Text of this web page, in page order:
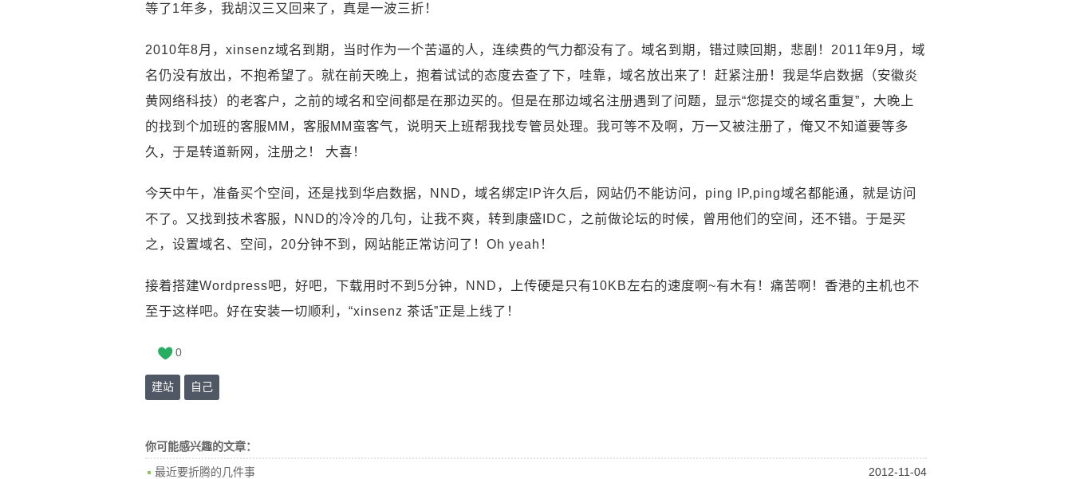
等了1年多，我胡汉三又回来了，真是一波三折！
2010年8月，xinsenz域名到期，当时作为一个苦逼的人，连续费的气力都没有了。域名到期，错过赎回期，悲剧！2011年9月，域
名仍没有放出，不抱希望了。就在前天晚上，抱着试试的态度去查了下，哇靠，域名放出来了！赶紧注册！我是华启数据（安徽炎
黄网络科技）的老客户，之前的域名和空间都是在那边买的。但是在那边域名注册遇到了问题，显示“您提交的域名重复”，大晚上
的找到个加班的客服MM，客服MM蛮客气，说明天上班帮我找专管员处理。我可等不及啊，万一又被注册了，俺又不知道要等多
久，于是转道新网，注册之！ 大喜！
今天中午，准备买个空间，还是找到华启数据，NND，域名绑定IP许久后，网站仍不能访问，ping IP,ping域名都能通，就是访问
不了。又找到技术客服，NND的冷冷的几句，让我不爽，转到康盛IDC，之前做论坛的时候，曾用他们的空间，还不错。于是买
之，设置域名、空间，20分钟不到，网站能正常访问了！Oh yeah！
接着搭建Wordpress吧，好吧，下载用时不到5分钟，NND，上传硬是只有10KB左右的速度啊~有木有！痛苦啊！香港的主机也不
至于这样吧。好在安装一切顺利，“xinsenz 茶话”正是上线了！
0
建站 自己
你可能感兴趣的文章：
2012-11-04
最近要折腾的几件事